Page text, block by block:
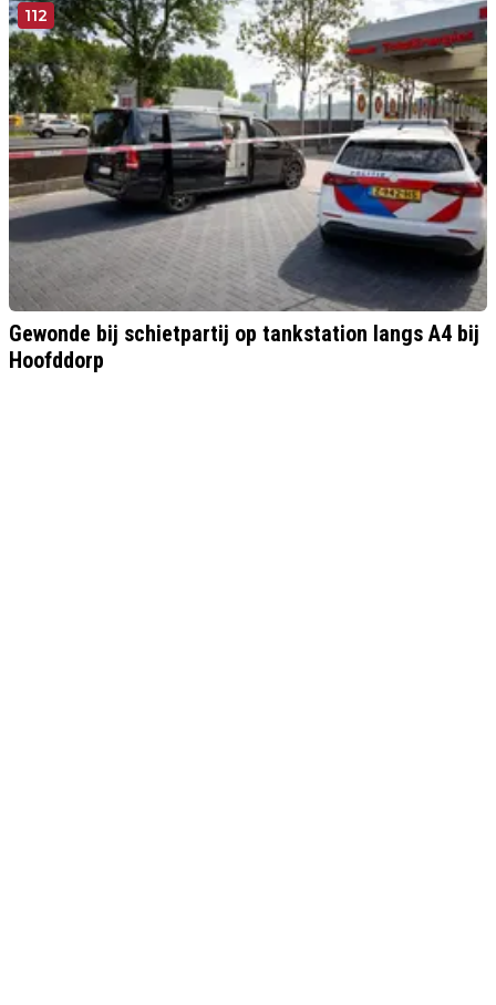
112
Gewonde bij schietpartij op tankstation langs A4 bij
Hoofddorp